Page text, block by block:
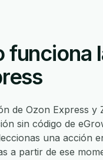
funciona
de Ozon Express y
sin código de
una acción
a partir de ese